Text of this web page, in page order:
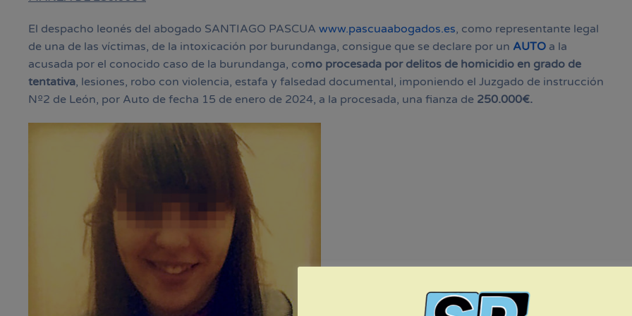
El despacho leonés del abogado SANTIAGO PASCUA www.pascuaabogados.es, como representante legal
de una de las víctimas, de la intoxicación por burundanga, consigue que se declare por un AUTO a la
acusada por el conocido caso de la burundanga, como procesada por delitos de homicidio en grado de
tentativa, lesiones, robo con violencia, estafa y falsedad documental, imponiendo el Juzgado de instrucción
Nº2 de León, por Auto de fecha 15 de enero de 2024, a la procesada, una fianza de 250.000€.